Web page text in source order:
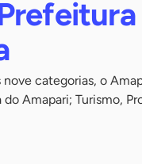
categorias, o
Amapari; Turismo,